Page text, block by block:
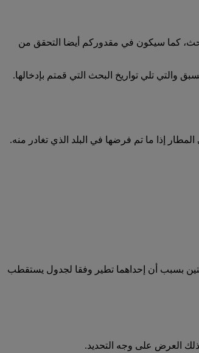
كما سيكون في مقدوركم أيضا التحقق من
والتي تلي تواريخ البحث التي قمتم بإدخالها.
إذا ما تم فرضها في البلد الذي تغادر منه.
بسبب أن إحداهما تطير وفقا لجدول يستقطب
العرض على وجه التحديد.